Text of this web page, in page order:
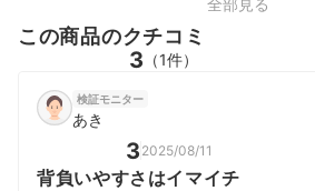
この商品のクチコミ
3 （1件）
検証モニター
あき
3 2025/08/11
背負いやすさはイマイチ